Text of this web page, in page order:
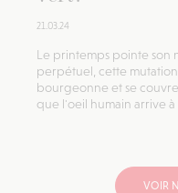
21.03.24
Le printemps pointe son
perpétuel, cette
bourgeonne et se
que l'oeil humain arrive à
VOIR